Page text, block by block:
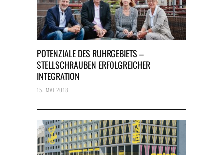
POTENZIALE DES RUHRGEBIETS –
STELLSCHRAUBEN ERFOLGREICHER
INTEGRATION
15. MAI 2018